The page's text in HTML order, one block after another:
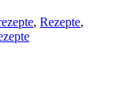
, Rezepte,